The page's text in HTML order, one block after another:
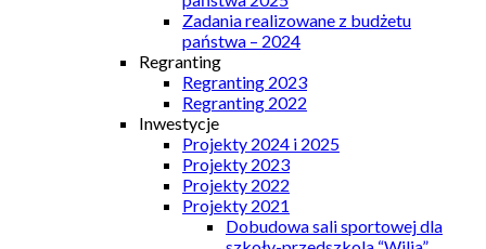
Zadania realizowane z budżetu
państwa – 2024
Regranting
Regranting 2023
Regranting 2022
Inwestycje
Projekty 2024 i 2025
Projekty 2023
Projekty 2022
Projekty 2021
Dobudowa sali sportowej dla